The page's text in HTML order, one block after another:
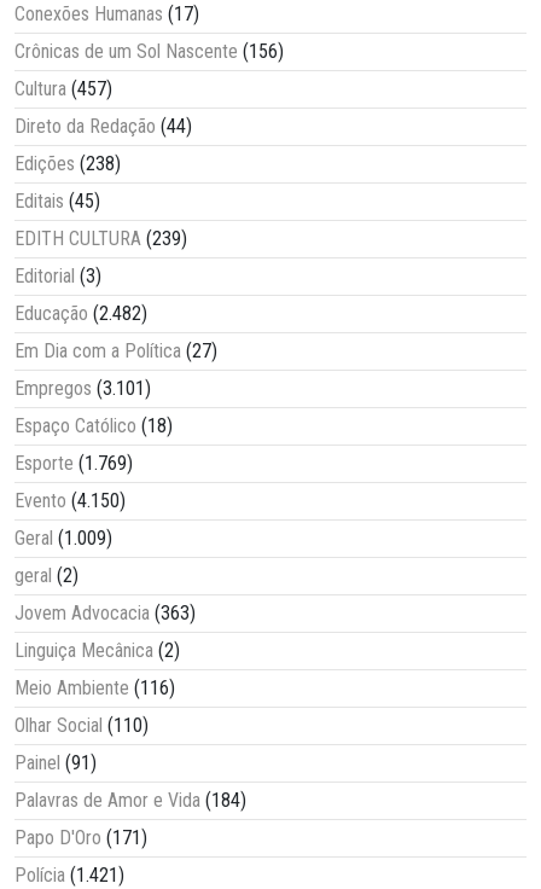
Conexões Humanas (17)
Crônicas de um Sol Nascente (156)
Cultura (457)
Direto da Redação (44)
Edições (238)
Editais (45)
EDITH CULTURA (239)
Editorial (3)
Educação (2.482)
Em Dia com a Política (27)
Empregos (3.101)
Espaço Católico (18)
Esporte (1.769)
Evento (4.150)
Geral (1.009)
geral (2)
Jovem Advocacia (363)
Linguiça Mecânica (2)
Meio Ambiente (116)
Olhar Social (110)
Painel (91)
Palavras de Amor e Vida (184)
Papo D'Oro (171)
Polícia (1.421)